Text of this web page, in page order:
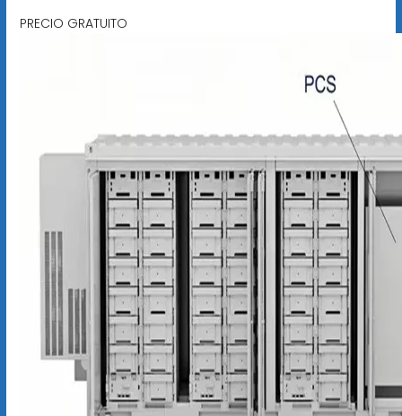
PRECIO GRATUITO